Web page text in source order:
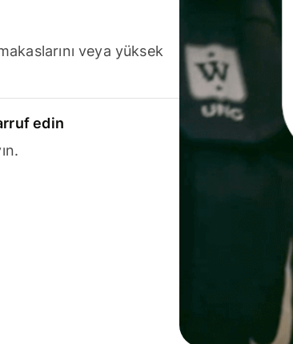
veya yüksek
edin